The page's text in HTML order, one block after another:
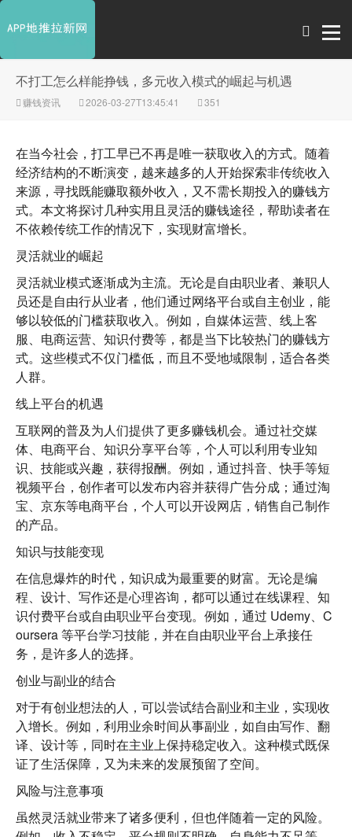
不打工怎么样能挣钱，多元收入模式的崛起与机遇
赚钱资讯 2026-03-27T13:45:41 351
在当今社会，打工早已不再是唯一获取收入的方式。随着
经济结构的不断演变，越来越多的人开始探索非传统收入
来源，寻找既能赚取额外收入，又不需长期投入的赚钱方
式。本文将探讨几种实用且灵活的赚钱途径，帮助读者在
不依赖传统工作的情况下，实现财富增长。
灵活就业的崛起
灵活就业模式逐渐成为主流。无论是自由职业者、兼职人
员还是自由行从业者，他们通过网络平台或自主创业，能
够以较低的门槛获取收入。例如，自媒体运营、线上客
服、电商运营、知识付费等，都是当下比较热门的赚钱方
式。这些模式不仅门槛低，而且不受地域限制，适合各类
人群。
线上平台的机遇
互联网的普及为人们提供了更多赚钱机会。通过社交媒
体、电商平台、知识分享平台等，个人可以利用专业知
识、技能或兴趣，获得报酬。例如，通过抖音、快手等短
视频平台，创作者可以发布内容并获得广告分成；通过淘
宝、京东等电商平台，个人可以开设网店，销售自己制作
的产品。
知识与技能变现
在信息爆炸的时代，知识成为最重要的财富。无论是编
程、设计、写作还是心理咨询，都可以通过在线课程、知
识付费平台或自由职业平台变现。例如，通过 Udemy、C
oursera 等平台学习技能，并在自由职业平台上承接任
务，是许多人的选择。
创业与副业的结合
对于有创业想法的人，可以尝试结合副业和主业，实现收
入增长。例如，利用业余时间从事副业，如自由写作、翻
译、设计等，同时在主业上保持稳定收入。这种模式既保
证了生活保障，又为未来的发展预留了空间。
风险与注意事项
虽然灵活就业带来了诸多便利，但也伴随着一定的风险。